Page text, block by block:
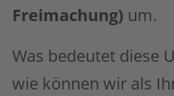
Freimachung) um.
Was bedeutet diese
wie können wir als